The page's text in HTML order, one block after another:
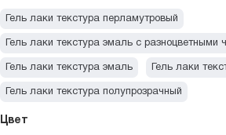
Гель-лаки JOIA vegan Starlight
Гель лаки текстура перламутровый
Гель лаки текстура эмаль с разноцветными
Гель лаки текстура эмаль Гель лаки
Гель лаки текстура полупрозрачный
Цвет